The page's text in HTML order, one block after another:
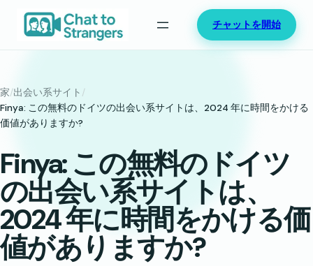
キ
ッ
プ
チャットを開始
家/出会い系サイト /
Finya: この無料のドイツの出会い系サイトは、2024 年に時間をかける
価値がありますか?
Finya: この無料のドイツ
の出会い系サイトは、
2024 年に時間をかける価
値がありますか?